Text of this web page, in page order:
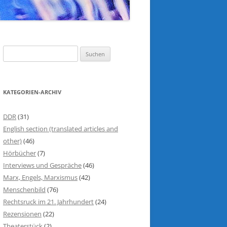
u
h
n
n
c
h
:
KATEGORIEN-ARCHIV
DDR(31)
English section (translated articles and
other)(46)
Hörbücher(7)
Interviews und Gespräche(46)
Marx, Engels, Marxismus(42)
Menschenbild (76)
Rechtsruck im 21. Jahrhundert(24)
Rezensionen (22)